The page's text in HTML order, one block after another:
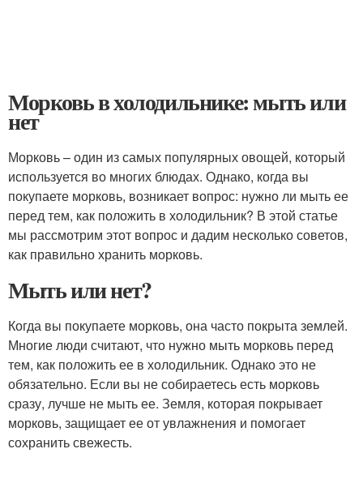
Морковь в холодильнике: мыть или
нет
Морковь – один из самых популярных овощей, который
используется во многих блюдах. Однако, когда вы
покупаете морковь, возникает вопрос: нужно ли мыть ее
перед тем, как положить в холодильник? В этой статье
мы рассмотрим этот вопрос и дадим несколько советов,
как правильно хранить морковь.
Мыть или нет?
Когда вы покупаете морковь, она часто покрыта землей.
Многие люди считают, что нужно мыть морковь перед
тем, как положить ее в холодильник. Однако это не
обязательно. Если вы не собираетесь есть морковь
сразу, лучше не мыть ее. Земля, которая покрывает
морковь, защищает ее от увлажнения и помогает
сохранить свежесть.